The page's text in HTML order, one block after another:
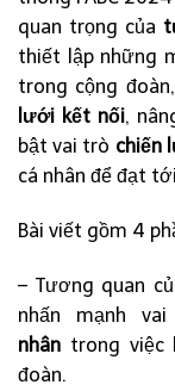
quan trọng của
thiết lập những
trong cộng
lưới kết nối,
bật vai trò chiến
cá nhân để đạt
Bài viết gồm 4
– Tương quan
nhấn mạnh
nhân trong việc
đoàn.